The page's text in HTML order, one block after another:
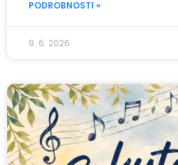
PODROBNOSTI »
9. 6. 2026